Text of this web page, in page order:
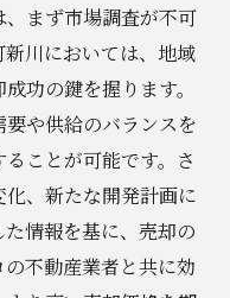
まず市場調査が不可
川においては、地域
功の鍵を握ります。
や供給のバランスを
ことが可能です。さ
、新たな開発計画に
情報を基に、売却の
不動産業者と共に効